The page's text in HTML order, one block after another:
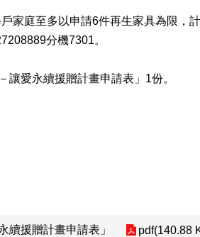
家庭至多以申請6件再生家具為限，
分機7301。
讓愛永續援贈計畫申請表」1份。
續援贈計畫申請表」
pdf(140.88